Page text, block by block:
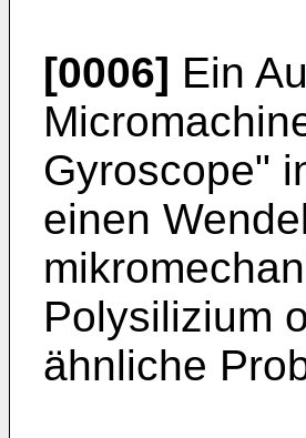
[0006] Ein
Gyroscope"
einen
Polysilizium
ähnliche